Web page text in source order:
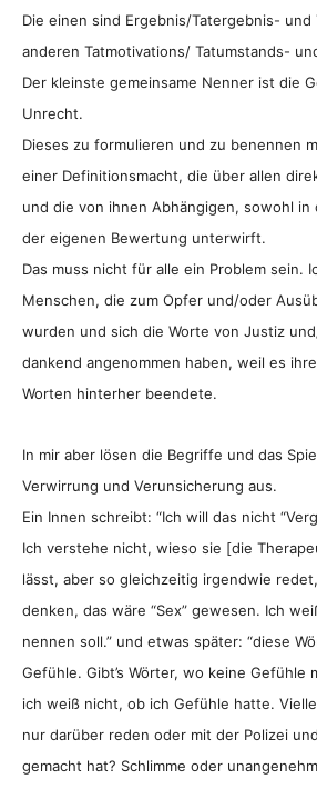
Die einen sind Ergebnis/Tatergebnis-
anderen Tatmotivations/ Tatumstands-
Der kleinste gemeinsame Nenner ist die
Unrecht.
Dieses zu formulieren und zu benennen
einer Definitionsmacht, die über allen
und die von ihnen Abhängigen, sowohl in
der eigenen Bewertung unterwirft.
Das muss nicht für alle ein Problem sein.
Menschen, die zum Opfer und/oder
wurden und sich die Worte von Justiz
dankend angenommen haben, weil es
Worten hinterher beendete.
In mir aber lösen die Begriffe und das
Verwirrung und Verunsicherung aus.
Ein Innen schreibt: “Ich will das nicht
Ich verstehe nicht, wieso sie [die
lässt, aber so gleichzeitig irgendwie
denken, das wäre “Sex” gewesen. Ich
nennen soll.” und etwas später: “diese
Gefühle. Gibt’s Wörter, wo keine Gefühle
ich weiß nicht, ob ich Gefühle hatte.
nur darüber reden oder mit der Polizei
gemacht hat? Schlimme oder